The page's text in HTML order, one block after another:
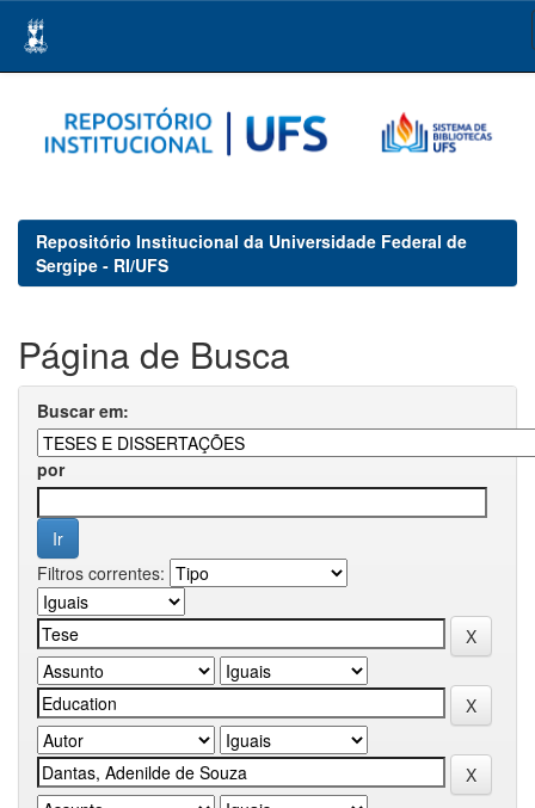
navigation
Repositório Institucional da Universidade Federal de
Sergipe - RI/UFS
Página de Busca
Buscar em:
por
Filtros correntes: